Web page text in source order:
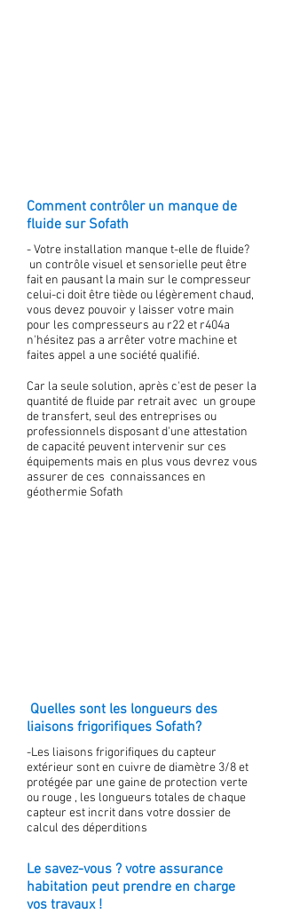
Comment contrôler un manque de
fluide sur Sofath
- Votre installation manque t-elle de fluide?
un contrôle visuel et sensorielle peut être
fait en pausant la main sur le compresseur
celui-ci doit être tiède ou légèrement chaud,
vous devez pouvoir y laisser votre main
pour les compresseurs au r22 et r404a
n'hésitez pas a arrêter votre machine et
faites appel a une société qualifié.
Car la seule solution, après c'est de peser la
quantité de fluide par retrait avec un groupe
de transfert, seul des entreprises ou
professionnels disposant d'une attestation
de capacité peuvent intervenir sur ces
équipements mais en plus vous devrez vous
assurer de ces connaissances en
géothermie Sofath
Quelles sont les longueurs des
liaisons frigorifiques Sofath?
-Les liaisons frigorifiques du capteur
extérieur sont en cuivre de diamètre 3/8 et
protégée par une gaine de protection verte
ou rouge , les longueurs totales de chaque
capteur est incrit dans votre dossier de
calcul des déperditions
Le savez-vous ? votre assurance
habitation peut prendre en charge
vos travaux !